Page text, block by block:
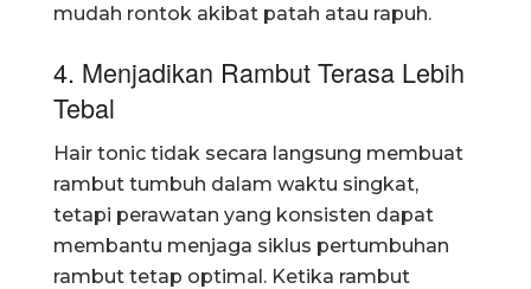
mudah rontok akibat patah atau rapuh.
4. Menjadikan Rambut Terasa Lebih
Tebal
Hair tonic tidak secara langsung membuat
rambut tumbuh dalam waktu singkat,
tetapi perawatan yang konsisten dapat
membantu menjaga siklus pertumbuhan
rambut tetap optimal. Ketika rambut